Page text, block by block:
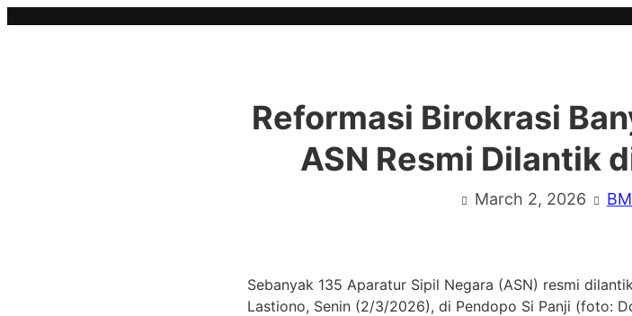
Reformasi Birokrasi
ASN Resmi Dilantik
March 2, 2026
Sebanyak 135 Aparatur Sipil Negara (ASN) resmi
Lastiono, Senin (2/3/2026), di Pendopo Si Panji (foto: